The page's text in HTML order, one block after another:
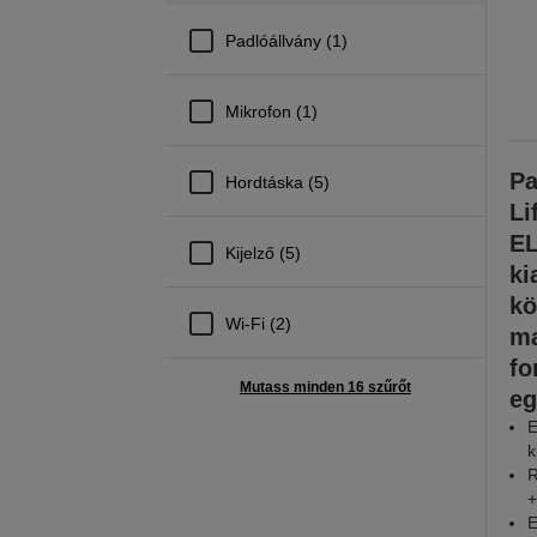
Padlóállvány (1)
Mikrofon (1)
Hordtáska (5)
Kijelző (5)
Wi-Fi (2)
Mutass minden 16 szűrőt